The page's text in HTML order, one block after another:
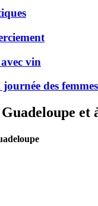
vin
des femmes
et